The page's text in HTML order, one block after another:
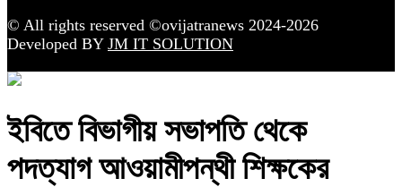
© All rights reserved ©ovijatranews 2024-2026
Developed BY JM IT SOLUTION
ইবিতে বিভাগীয় সভাপতি থেকে
পদত্যাগ আওয়ামীপন্থী শিক্ষকের